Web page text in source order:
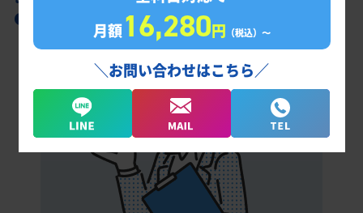
津高校合格に向けた受験対策カリキュラム
月額16,280円 （税込）〜
＼お問い合わせはこちら／